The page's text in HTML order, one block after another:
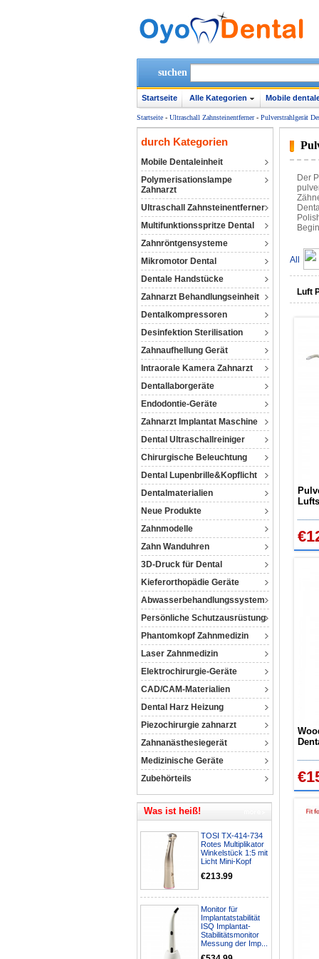
suchen
Startseite Alle Kategorien Mobile
Startseite - Ultraschall Zahnsteinentferner- Pulverstrahlgerät
durch Kategorien
Mobile Dentaleinheit
Polymerisationslampe
Zahnarzt
Ultraschall Zahnsteinentferner
Multifunktionsspritze Dental
Zahnröntgensysteme
Mikromotor Dental
Dentale Handstücke
Zahnarzt Behandlungseinheit
Dentalkompressoren‎
Desinfektion Sterilisation
Zahnaufhellung Gerät
Intraorale Kamera Zahnarzt
Dentallaborgeräte
Endodontie-Geräte
Zahnarzt Implantat Maschine
Dental Ultraschallreiniger
Chirurgische Beleuchtung
Dental Lupenbrille&Kopflicht
Dentalmaterialien
Neue Produkte
Zahnmodelle
Zahn Wanduhren
3D-Druck für Dental
Kieferorthopädie Geräte
Abwasserbehandlungssystem
Persönliche Schutzausrüstung
Phantomkopf Zahnmedizin
Laser Zahnmedizin
Elektrochirurgie-Geräte
CAD/CAM-Materialien
Dental Harz Heizung
Piezochirurgie zahnarzt
Zahnanästhesiegerät
Medizinische Geräte
Zubehörteils
Was ist heiß!
TOSI TX-414-734
Rotes Multiplikator
Winkelstück 1:5 mit
Licht Mini-Kopf
€213.99
Monitor für
Implantatstabilität
ISQ Implantat-
Stabilitätsmonitor
Messung der Imp...
Der
All
Luft